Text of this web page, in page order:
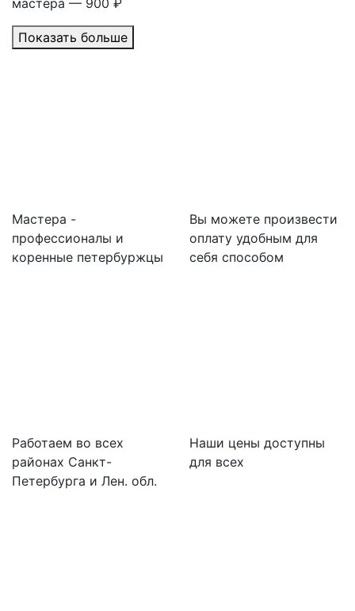
мастера — 900 ₽
Показать больше
Мастера -
профессионалы и
коренные петербуржцы
Вы можете произвести
оплату удобным для
себя способом
Работаем во всех
районах Санкт-
Петербурга и Лен. обл.
Наши цены доступны
для всех